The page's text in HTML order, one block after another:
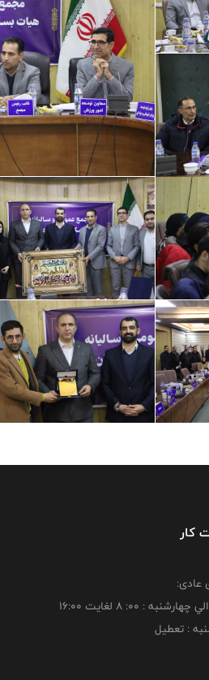
کار
عادی:
: 00: 8 لغايت 16:00
: تعطیل